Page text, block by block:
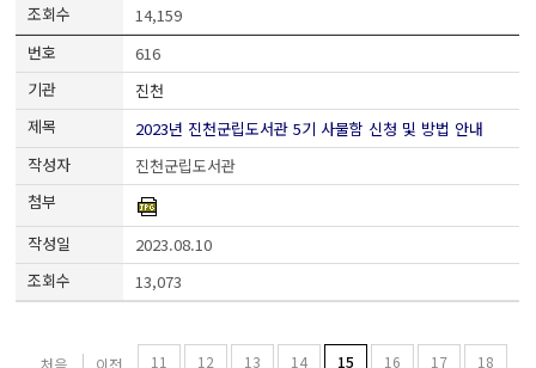
14,159
616
진천
2023년 진천군립도서관 5기 사물함 신청 및 방법 안내
진천군립도서관
2023.08.10
13,073
처음 이전 11 12 13 14 15 16 17
18